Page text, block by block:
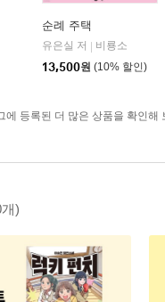
순례 주택
유은실 저
비룡소
13,500원 (10% 할인)
에 등록된 더 많은 상품을 확인해
)